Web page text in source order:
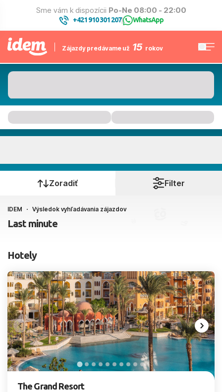
Sme vám k dispozícii Po-Ne 08:00 - 22:00
+421 910 301 207| WhatsApp
Zájazdy predávame už 15 rokov
Kedy cestujete?
Bratislava, Košice, Piešťany, Poprad
Zoradiť Filter
IDEM Výsledok vyhľadávania zájazdov
Last minute
Hotely
The Grand Resort